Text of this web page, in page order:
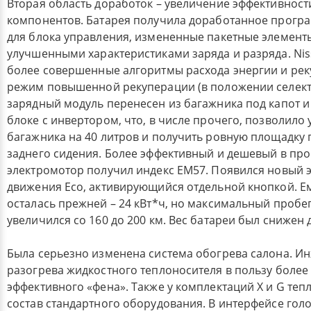
Вторая область доработок – увеличение
компонентов. Батарея получила доработанное
для блока управления, измененные пакетные
улучшенными характеристиками заряда и разряда.
более совершенные алгоритмы расхода энергии и
режим повышенной рекуперации (в положении
зарядный модуль перенесен из багажника под капот
блоке с инвертором, что, в числе прочего,
багажника на 40 литров и получить ровную площадку
заднего сидения. Более эффективный и дешевый в
электромотор получил индекс EM57. Появился
движения Eco, активирующийся отдельной кнопкой.
осталась прежней – 24 кВт*ч, но максимальный
увеличился со 160 до 200 км. Вес батареи был снижен
Была серьезно изменена система обогрева салона.
разогрева жидкостного теплоносителя в пользу
эффективного «фена». Также у комплектаций X и G
состав стандартного оборудования. В интерфейсе